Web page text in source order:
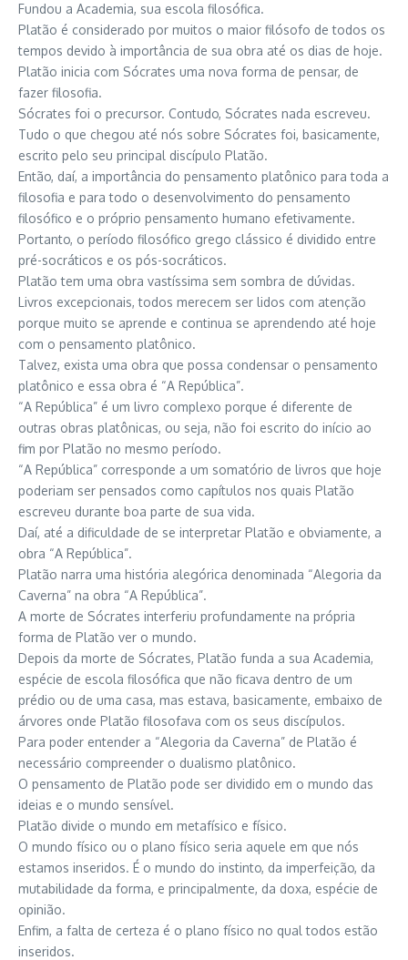
Fundou a Academia, sua escola filosófica.
Platão é considerado por muitos o maior filósofo de todos os
tempos devido à importância de sua obra até os dias de hoje.
Platão inicia com Sócrates uma nova forma de pensar, de
fazer filosofia.
Sócrates foi o precursor. Contudo, Sócrates nada escreveu.
Tudo o que chegou até nós sobre Sócrates foi, basicamente,
escrito pelo seu principal discípulo Platão.
Então, daí, a importância do pensamento platônico para toda a
filosofia e para todo o desenvolvimento do pensamento
filosófico e o próprio pensamento humano efetivamente.
Portanto, o período filosófico grego clássico é dividido entre
pré-socráticos e os pós-socráticos.
Platão tem uma obra vastíssima sem sombra de dúvidas.
Livros excepcionais, todos merecem ser lidos com atenção
porque muito se aprende e continua se aprendendo até hoje
com o pensamento platônico.
Talvez, exista uma obra que possa condensar o pensamento
platônico e essa obra é “A República”.
“A República” é um livro complexo porque é diferente de
outras obras platônicas, ou seja, não foi escrito do início ao
fim por Platão no mesmo período.
“A República” corresponde a um somatório de livros que hoje
poderiam ser pensados como capítulos nos quais Platão
escreveu durante boa parte de sua vida.
Daí, até a dificuldade de se interpretar Platão e obviamente, a
obra “A República”.
Platão narra uma história alegórica denominada “Alegoria da
Caverna” na obra “A República”.
A morte de Sócrates interferiu profundamente na própria
forma de Platão ver o mundo.
Depois da morte de Sócrates, Platão funda a sua Academia,
espécie de escola filosófica que não ficava dentro de um
prédio ou de uma casa, mas estava, basicamente, embaixo de
árvores onde Platão filosofava com os seus discípulos.
Para poder entender a “Alegoria da Caverna” de Platão é
necessário compreender o dualismo platônico.
O pensamento de Platão pode ser dividido em o mundo das
ideias e o mundo sensível.
Platão divide o mundo em metafísico e físico.
O mundo físico ou o plano físico seria aquele em que nós
estamos inseridos. É o mundo do instinto, da imperfeição, da
mutabilidade da forma, e principalmente, da doxa, espécie de
opinião.
Enfim, a falta de certeza é o plano físico no qual todos estão
inseridos.